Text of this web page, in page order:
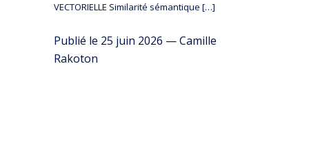
VECTORIELLE Similarité sémantique […]
Publié le 25 juin 2026 — Camille
Rakoton